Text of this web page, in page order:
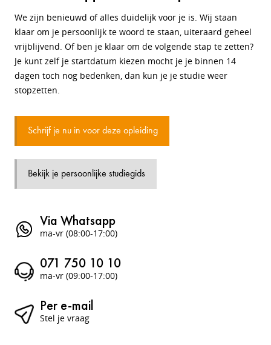
We zijn benieuwd of alles duidelijk voor je is. Wij staan
klaar om je persoonlijk te woord te staan, uiteraard geheel
vrijblijvend. Of ben je klaar om de volgende stap te zetten?
Je kunt zelf je startdatum kiezen mocht je je binnen 14
dagen toch nog bedenken, dan kun je je studie weer
stopzetten.
Schrijf je nu in voor deze opleiding
Bekijk je persoonlijke studiegids
Via Whatsapp
ma-vr (08:00-17:00)
071 750 10 10
ma-vr (09:00-17:00)
Per e-mail
Stel je vraag